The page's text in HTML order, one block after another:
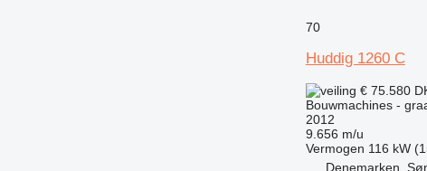
70
Huddig 1260 C
€ 75.580
Bouwmachines -
2012
9.656 m/u
Vermogen 116 kW
Denemarken,